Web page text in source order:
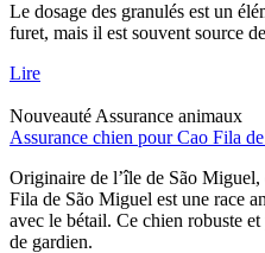
Le dosage des granulés est un
furet, mais il est souvent source
Lire
Nouveauté Assurance animaux
Assurance chien pour Cao Fila
Originaire de l’île de São
Fila de São Miguel est une race
avec le bétail. Ce chien robuste
de gardien.